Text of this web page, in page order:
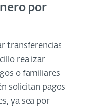
por
transferencias
realizar
o familiares.
solicitan pagos
ya sea por